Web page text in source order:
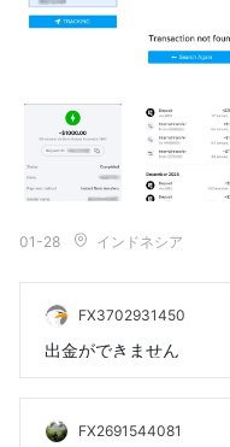
01-28 インドネシア
FX3702931450
出金ができません
FX2691544081